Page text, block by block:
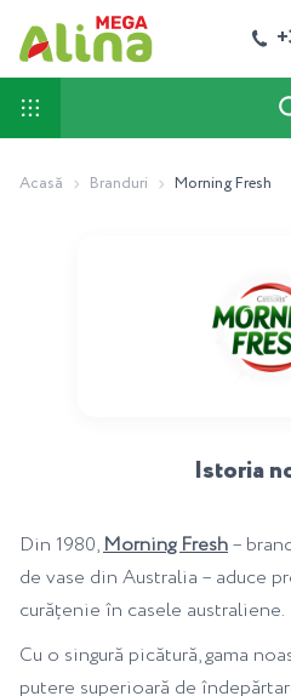
Acasă Branduri Morning Fresh
Istoria
Din 1980,Morning Fresh–
de vase din Australia – aduce
curățenie în casele australiene.
Cu o singură picătură, gama
putere superioară de